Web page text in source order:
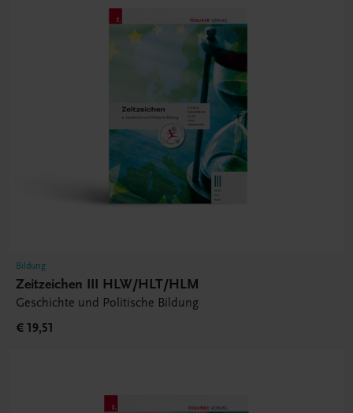
Bildung
Zeitzeichen III HLW/HLT/HLM
Geschichte und Politische Bildung
€ 19,51